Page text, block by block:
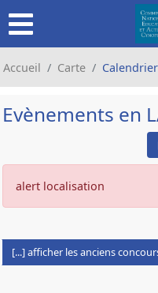
Accueil Carte Calendrier
Evènements en
alert localisation
[...] afficher les anciens